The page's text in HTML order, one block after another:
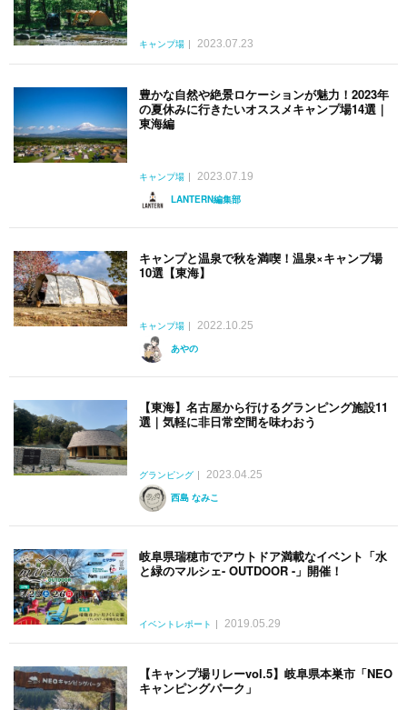
キャンプ場 2023.07.23
豊かな自然や絶景ロケーションが魅力！2023年
の夏休みに行きたいオススメキャンプ場14選｜
東海編
キャンプ場
2023.07.19
LANTERN編集部
キャンプと温泉で秋を満喫！温泉×キャンプ場
10選【東海】
キャンプ場
2022.10.25
あやの
【東海】名古屋から行けるグランピング施設11
選｜気軽に非日常空間を味わおう
グランピング
2023.04.25
西島 なみこ
岐阜県瑞穂市でアウトドア満載なイベント「水
と緑のマルシェ- OUTDOOR -」開催！
イベントレポート 2019.05.29
【キャンプ場リレーvol.5】岐阜県本巣市「NEO
キャンピングパーク」